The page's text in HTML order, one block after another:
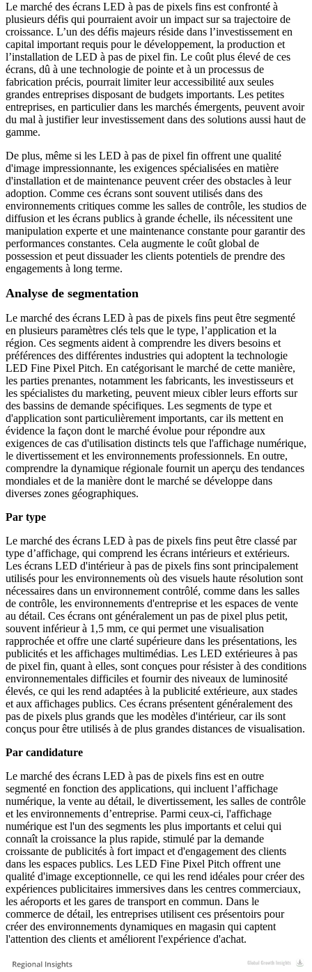
Le marché des écrans LED à pas de pixels fins est confronté à
plusieurs défis qui pourraient avoir un impact sur sa trajectoire de
croissance. L’un des défis majeurs réside dans l’investissement en
capital important requis pour le développement, la production et
l’installation de LED à pas de pixel fin. Le coût plus élevé de ces
écrans, dû à une technologie de pointe et à un processus de
fabrication précis, pourrait limiter leur accessibilité aux seules
grandes entreprises disposant de budgets importants. Les petites
entreprises, en particulier dans les marchés émergents, peuvent avoir
du mal à justifier leur investissement dans des solutions aussi haut de
gamme.
De plus, même si les LED à pas de pixel fin offrent une qualité
d'image impressionnante, les exigences spécialisées en matière
d'installation et de maintenance peuvent créer des obstacles à leur
adoption. Comme ces écrans sont souvent utilisés dans des
environnements critiques comme les salles de contrôle, les studios de
diffusion et les écrans publics à grande échelle, ils nécessitent une
manipulation experte et une maintenance constante pour garantir des
performances constantes. Cela augmente le coût global de
possession et peut dissuader les clients potentiels de prendre des
engagements à long terme.
Analyse de segmentation
Le marché des écrans LED à pas de pixels fins peut être segmenté
en plusieurs paramètres clés tels que le type, l’application et la
région. Ces segments aident à comprendre les divers besoins et
préférences des différentes industries qui adoptent la technologie
LED Fine Pixel Pitch. En catégorisant le marché de cette manière,
les parties prenantes, notamment les fabricants, les investisseurs et
les spécialistes du marketing, peuvent mieux cibler leurs efforts sur
des bassins de demande spécifiques. Les segments de type et
d'application sont particulièrement importants, car ils mettent en
évidence la façon dont le marché évolue pour répondre aux
exigences de cas d'utilisation distincts tels que l'affichage numérique,
le divertissement et les environnements professionnels. En outre,
comprendre la dynamique régionale fournit un aperçu des tendances
mondiales et de la manière dont le marché se développe dans
diverses zones géographiques.
Par type
Le marché des écrans LED à pas de pixels fins peut être classé par
type d’affichage, qui comprend les écrans intérieurs et extérieurs.
Les écrans LED d'intérieur à pas de pixels fins sont principalement
utilisés pour les environnements où des visuels haute résolution sont
nécessaires dans un environnement contrôlé, comme dans les salles
de contrôle, les environnements d'entreprise et les espaces de vente
au détail. Ces écrans ont généralement un pas de pixel plus petit,
souvent inférieur à 1,5 mm, ce qui permet une visualisation
rapprochée et offre une clarté supérieure dans les présentations, les
publicités et les affichages multimédias. Les LED extérieures à pas
de pixel fin, quant à elles, sont conçues pour résister à des conditions
environnementales difficiles et fournir des niveaux de luminosité
élevés, ce qui les rend adaptées à la publicité extérieure, aux stades
et aux affichages publics. Ces écrans présentent généralement des
pas de pixels plus grands que les modèles d'intérieur, car ils sont
conçus pour être utilisés à de plus grandes distances de visualisation.
Par candidature
Le marché des écrans LED à pas de pixels fins est en outre
segmenté en fonction des applications, qui incluent l’affichage
numérique, la vente au détail, le divertissement, les salles de contrôle
et les environnements d’entreprise. Parmi ceux-ci, l'affichage
numérique est l'un des segments les plus importants et celui qui
connaît la croissance la plus rapide, stimulé par la demande
croissante de publicités à fort impact et d'engagement des clients
dans les espaces publics. Les LED Fine Pixel Pitch offrent une
qualité d'image exceptionnelle, ce qui les rend idéales pour créer des
expériences publicitaires immersives dans les centres commerciaux,
les aéroports et les gares de transport en commun. Dans le
commerce de détail, les entreprises utilisent ces présentoirs pour
créer des environnements dynamiques en magasin qui captent
l'attention des clients et améliorent l'expérience d'achat.